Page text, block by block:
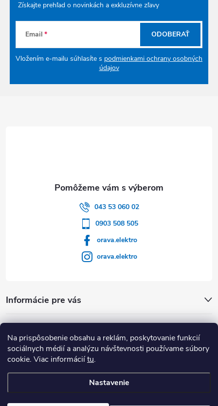
Na prispôsobenie obsahu a reklám, poskytovanie funkcií
sociálnych médií a analýzu návštevnosti používame súbory
cookie. Viac informáciítu.
Nastavenie
Získajte prehľad o novinkách a exkluzívne zľavy
Email
Vložením e-mailu súhlasíte s podmienkami ochrany osobných
údajov
ODOBERAŤ
043 53 060 02
0903 508 505
orava.elektro
orava.elektro
Informácie pre vás